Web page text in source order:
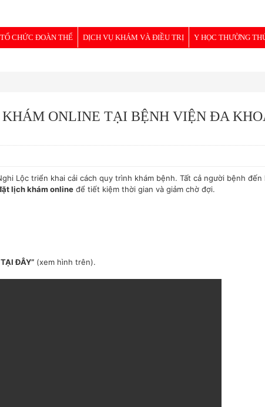
TỔ CHỨC ĐOÀN THỂ DỊCH VỤ KHÁM VÀ ĐIỀU TRỊ Y HỌC THƯỜNG
ONLINE TẠI BỆNH VIỆN ĐA
Lộc triển khai cải cách quy trình khám bệnh. Tất cả người bệnh đến
lịch khám online để tiết kiệm thời gian và giảm chờ đợi.
ĐÂY” (xem hình trên).